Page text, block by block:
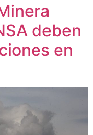
deben
en